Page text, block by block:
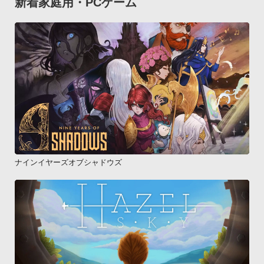
ナインイヤーズオブシャドウズ